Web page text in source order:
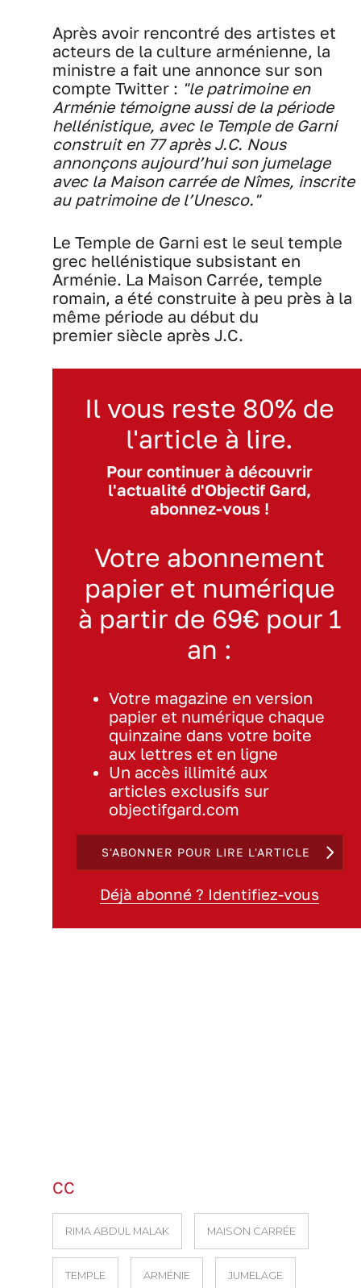
Après avoir rencontré des artistes et
acteurs de la culture arménienne, la
ministre a fait une annonce sur son
compte Twitter : "le patrimoine en
Arménie témoigne aussi de la période
hellénistique, avec le Temple de Garni
construit en 77 après J.C. Nous
annonçons aujourd’hui son jumelage
avec la Maison carrée de Nîmes, inscrite
au patrimoine de l’Unesco."
Le Temple de Garni est le seul temple
grec hellénistique subsistant en
Arménie. La Maison Carrée, temple
romain, a été construite à peu près à la
même période au début du
premier siècle après J.C.
Il vous reste 80% de
l'article à lire.
Pour continuer à découvrir
l'actualité d'Objectif Gard,
abonnez-vous !
Votre abonnement
papier et numérique
à partir de 69€ pour 1
an :
Votre magazine en version
papier et numérique chaque
quinzaine dans votre boite
aux lettres et en ligne
Un accès illimité aux
articles exclusifs sur
objectifgard.com
S'ABONNER POUR LIRE L'ARTICLE
Déjà abonné ? Identifiez-vous
CC
RIMA ABDUL MALAK MAISON CARRÉE
TEMPLE ARMÉNIE JUMELAGE